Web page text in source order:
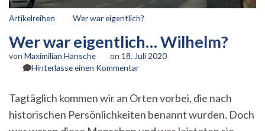
Artikelreihen Wer war eigentlich?
Wer war eigentlich… Wilhelm?
von Maximilian Hansche on 18. Juli 2020
Hinterlasse einen Kommentarzu
eigentlich…
Wilhelm?
Tagtäglich kommen wir an Orten vorbei, die nach
historischen Persönlichkeiten benannt wurden. Doch